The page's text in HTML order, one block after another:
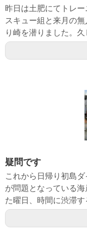
昨日は土肥にてトレ
スキュー組と来月の
り崎を潜りました。
疑問です
これから日帰り初島
が問題となっている
た曜日、時間に渋滞す